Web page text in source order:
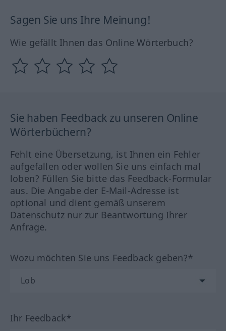
Sagen Sie uns Ihre Meinung!
Wie gefällt Ihnen das Online Wörterbuch?
Sie haben Feedback zu unseren Online
Wörterbüchern?
Fehlt eine Übersetzung, ist Ihnen ein Fehler
aufgefallen oder wollen Sie uns einfach mal
loben? Füllen Sie bitte das Feedback-Formular
aus. Die Angabe der E-Mail-Adresse ist
optional und dient gemäß unserem
Datenschutz nur zur Beantwortung Ihrer
Anfrage.
Wozu möchten Sie uns Feedback geben?*
Ihr Feedback*